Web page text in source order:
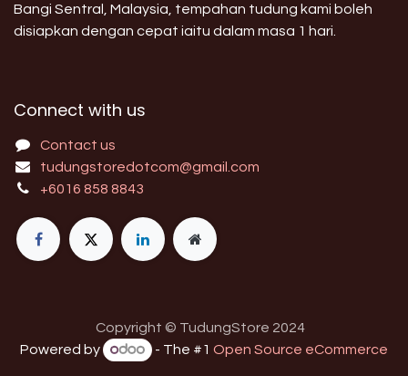
Bangi Sentral, Malaysia, tempahan tudung kami boleh
disiapkan dengan cepat iaitu dalam masa 1 hari.
Connect with us
Contact us
tudungstoredotcom@gmail.com
+6016 858 8843
Copyright © TudungStore 2024
Powered by
- The #1Open Source eCommerce